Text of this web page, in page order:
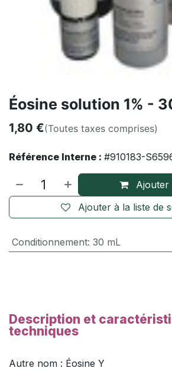
Éosine solution 1% -
1,80 €(Toutes taxes comprises)
Référence Interne : #910183-
Ajouter
Ajouter à la liste de
Conditionnement: 30 mL
Description et
techniques
Autre nom : Éosine Y